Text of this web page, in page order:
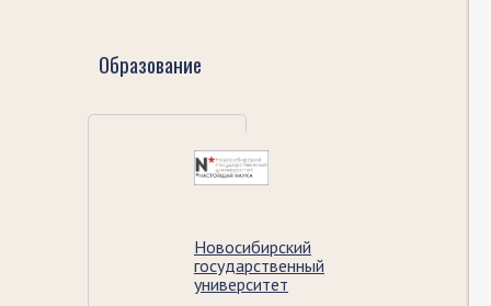
Образование
Новосибирский
государственный
университет